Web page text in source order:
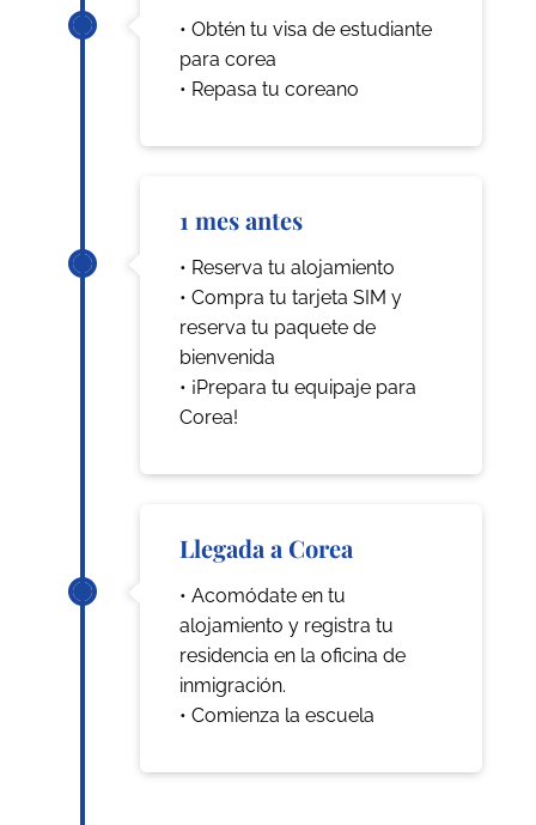
• Obtén tu visa de estudiante
para corea
• Repasa tu coreano
1 mes antes
• Reserva tu alojamiento
• Compra tu tarjeta SIM y
reserva tu paquete de
bienvenida
• ¡Prepara tu equipaje para
Corea!
Llegada a Corea
• Acomódate en tu
alojamiento y registra tu
residencia en la oficina de
inmigración.
• Comienza la escuela